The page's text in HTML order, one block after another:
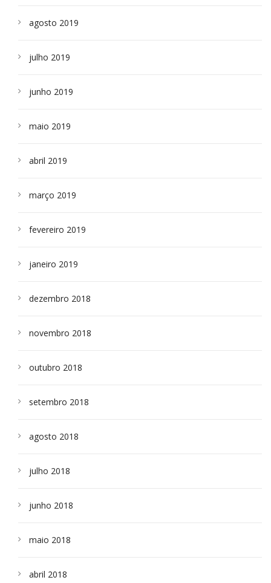
agosto 2019
julho 2019
junho 2019
maio 2019
abril 2019
março 2019
fevereiro 2019
janeiro 2019
dezembro 2018
novembro 2018
outubro 2018
setembro 2018
agosto 2018
julho 2018
junho 2018
maio 2018
abril 2018